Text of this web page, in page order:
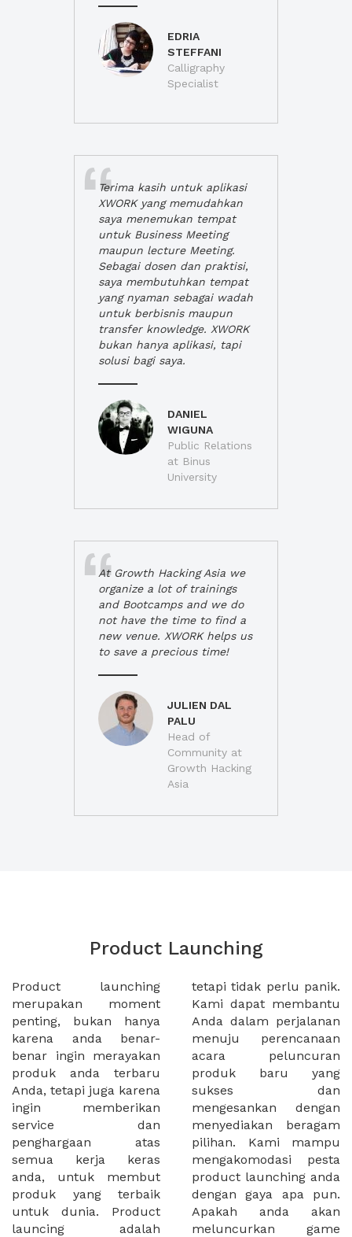
EDRIA
STEFFANI
Calligraphy
Specialist
Terima kasih untuk aplikasi
XWORK yang memudahkan
saya menemukan tempat
untuk Business Meeting
maupun lecture Meeting.
Sebagai dosen dan praktisi,
saya membutuhkan tempat
yang nyaman sebagai wadah
untuk berbisnis maupun
transfer knowledge. XWORK
bukan hanya aplikasi, tapi
solusi bagi saya.
DANIEL
WIGUNA
Public Relations
at Binus
University
At Growth Hacking Asia we
organize a lot of trainings
and Bootcamps and we do
not have the time to find a
new venue. XWORK helps us
to save a precious time!
JULIEN DAL
PALU
Head of
Community at
Growth Hacking
Asia
Product Launching
Product launching
merupakan moment
penting, bukan hanya
karena anda benar-
benar ingin merayakan
produk anda terbaru
Anda, tetapi juga karena
ingin memberikan
service dan
penghargaan atas
semua kerja keras
anda, untuk membut
produk yang terbaik
untuk dunia. Product
launcing adalah
tetapi tidak perlu panik.
Kami dapat membantu
Anda dalam perjalanan
menuju perencanaan
acara peluncuran
produk baru yang
sukses dan
mengesankan dengan
menyediakan beragam
pilihan. Kami mampu
mengakomodasi pesta
product launching anda
dengan gaya apa pun.
Apakah anda akan
meluncurkan game